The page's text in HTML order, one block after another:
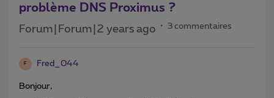
problème DNS Proximus ?
Forum|Forum|2 years ago 3 commentaires
F Fred_044
Bonjour,